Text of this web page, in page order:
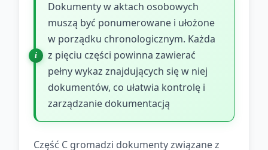
Dokumenty w aktach osobowych
muszą być ponumerowane i ułożone
w porządku chronologicznym. Każda
z pięciu części powinna zawierać
pełny wykaz znajdujących się w niej
dokumentów, co ułatwia kontrolę i
zarządzanie dokumentacją
Część C gromadzi dokumenty związane z